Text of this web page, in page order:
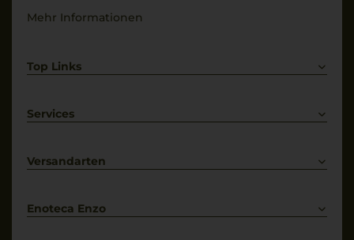
Mehr Informationen
Top Links
Weißwein
Services
Kontakt
Versandarten
Enoteca Enzo